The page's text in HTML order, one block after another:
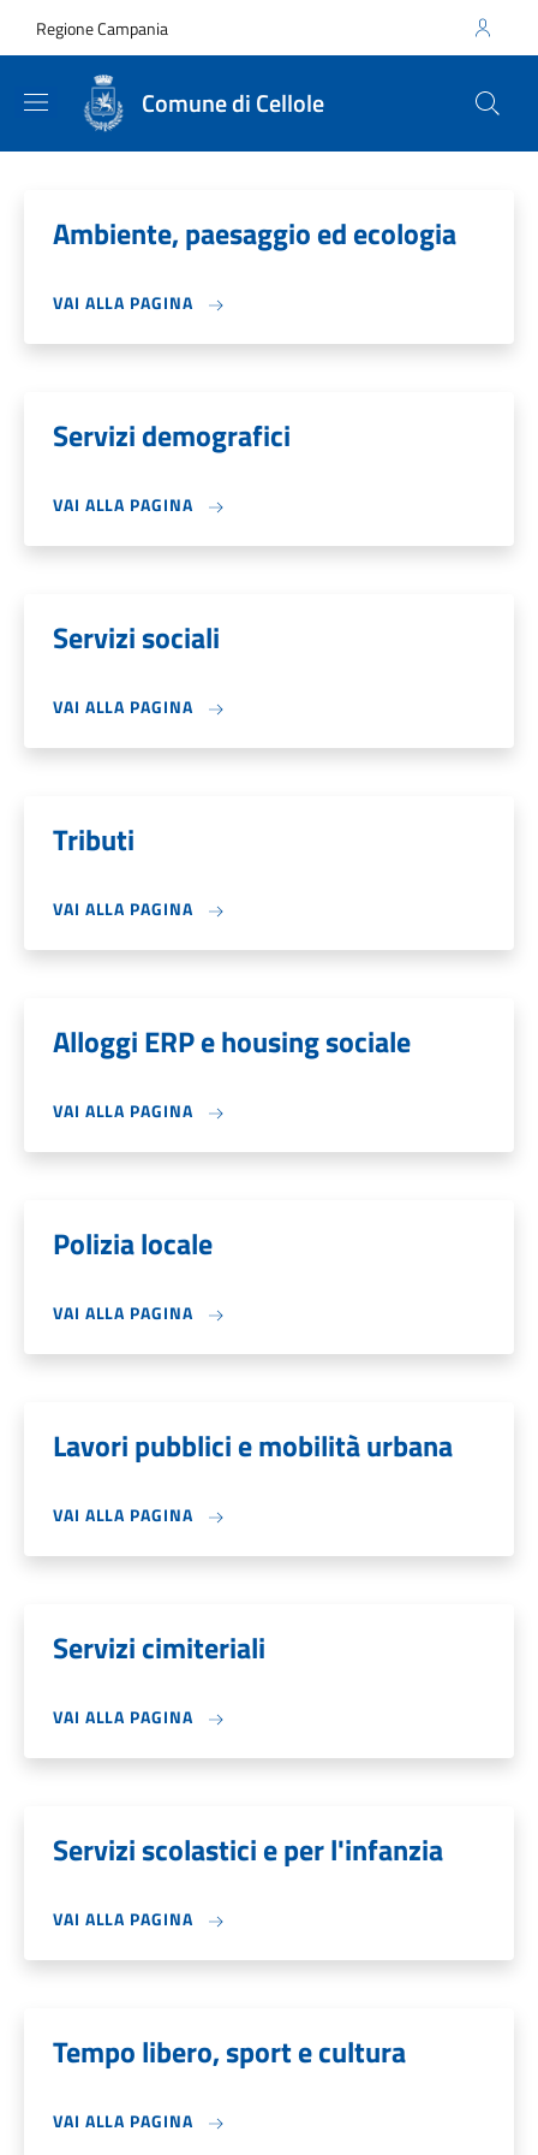
Regione Campania
Comune di Cellole
Ambiente, paesaggio ed ecologia
VAI ALLA PAGINA
Servizi demografici
VAI ALLA PAGINA
Servizi sociali
VAI ALLA PAGINA
Tributi
VAI ALLA PAGINA
Alloggi ERP e housing sociale
VAI ALLA PAGINA
Polizia locale
VAI ALLA PAGINA
Lavori pubblici e mobilità urbana
VAI ALLA PAGINA
Servizi cimiteriali
VAI ALLA PAGINA
Servizi scolastici e per l'infanzia
VAI ALLA PAGINA
Tempo libero, sport e cultura
VAI ALLA PAGINA